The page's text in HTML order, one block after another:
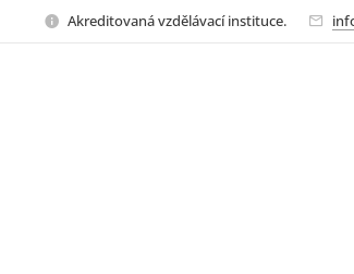
Akreditovaná vzdělávací instituce.